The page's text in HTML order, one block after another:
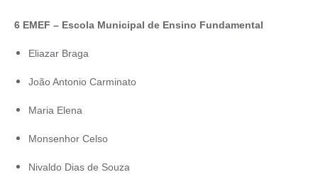
6 EMEF – Escola Municipal de Ensino Fundamental
Eliazar Braga
João Antonio Carminato
Maria Elena
Monsenhor Celso
Nivaldo Dias de Souza